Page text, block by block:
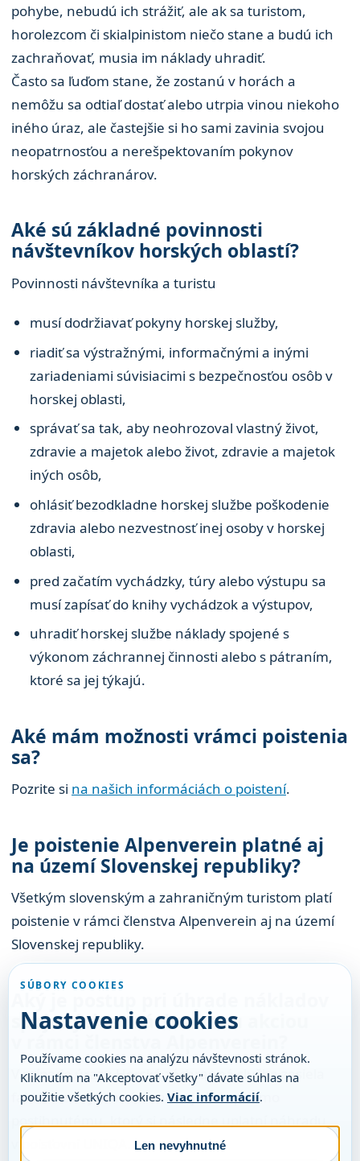
pohybe, nebudú ich strážiť, ale ak sa turistom,
horolezcom či skialpinistom niečo stane a budú ich
zachraňovať, musia im náklady uhradiť.
Často sa ľuďom stane, že zostanú v horách a
nemôžu sa odtiaľ dostať alebo utrpia vinou niekoho
iného úraz, ale častejšie si ho sami zavinia svojou
neopatrnosťou a nerešpektovaním pokynov
horských záchranárov.
Aké sú základné povinnosti
návštevníkov horských oblastí?
Povinnosti návštevníka a turistu
musí dodržiavať pokyny horskej služby,
riadiť sa výstražnými, informačnými a inými
zariadeniami súvisiacimi s bezpečnosťou osôb v
horskej oblasti,
správať sa tak, aby neohrozoval vlastný život,
zdravie a majetok alebo život, zdravie a majetok
iných osôb,
ohlásiť bezodkladne horskej službe poškodenie
zdravia alebo nezvestnosť inej osoby v horskej
oblasti,
pred začatím vychádzky, túry alebo výstupu sa
musí zapísať do knihy vychádzok a výstupov,
uhradiť horskej službe náklady spojené s
výkonom záchrannej činnosti alebo s pátraním,
ktoré sa jej týkajú.
Aké mám možnosti vrámci poistenia
sa?
Pozrite si na našich informáciách o poistení.
Je poistenie Alpenverein platné aj
na území Slovenskej republiky?
Všetkým slovenským a zahraničným turistom platí
poistenie v rámci členstva Alpenverein aj na území
Slovenskej republiky.
spojených so záchrannou akciou
V prípade úrazu Horská záchranná služba zasiela
faktúru za výkon záchrannej akcie priamo
v poisťovni UNIQA.
SÚBORY COOKIES
Nastavenie cookies
Používame cookies na analýzu návštevnosti stránok.
Kliknutím na "Akceptovať všetky" dávate súhlas na
použitie všetkých cookies. Viac informácií.
Len nevyhnutné